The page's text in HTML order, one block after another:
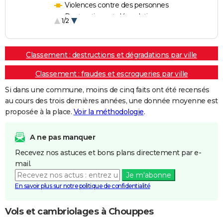
Violences contre des personnes
Destructions et dégradations
1/2
Classement : destructions et dégradations par ville
Classement : fraudes et escroqueries par ville
Si dans une commune, moins de cinq faits ont été recensés
au cours des trois dernières années, une donnée moyenne est
proposée à la place. Voir la méthodologie.
A ne pas manquer
Recevez nos astuces et bons plans directement par e-
mail.
Je m'abonne
En savoir plus sur notre politique de confidentialité
Vols et cambriolages à Chouppes